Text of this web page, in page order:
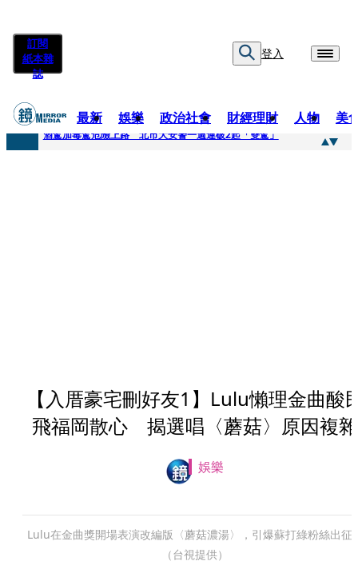
訂閱
紙本雜
誌
登入
最新 娛樂 政治社會 財經理財 人物 美
快訊
酒駕加毒駕危險上路 北市大安警一週連破2起「雙駕」
【入厝豪宅刪好友1】Lulu懶理金曲酸
飛福岡散心 揭選唱〈蘑菇〉原因複雜
娛樂
Lulu在金曲獎開場表演改編版〈蘑菇濃湯〉，引爆蘇打綠粉絲出征
（台視提供）